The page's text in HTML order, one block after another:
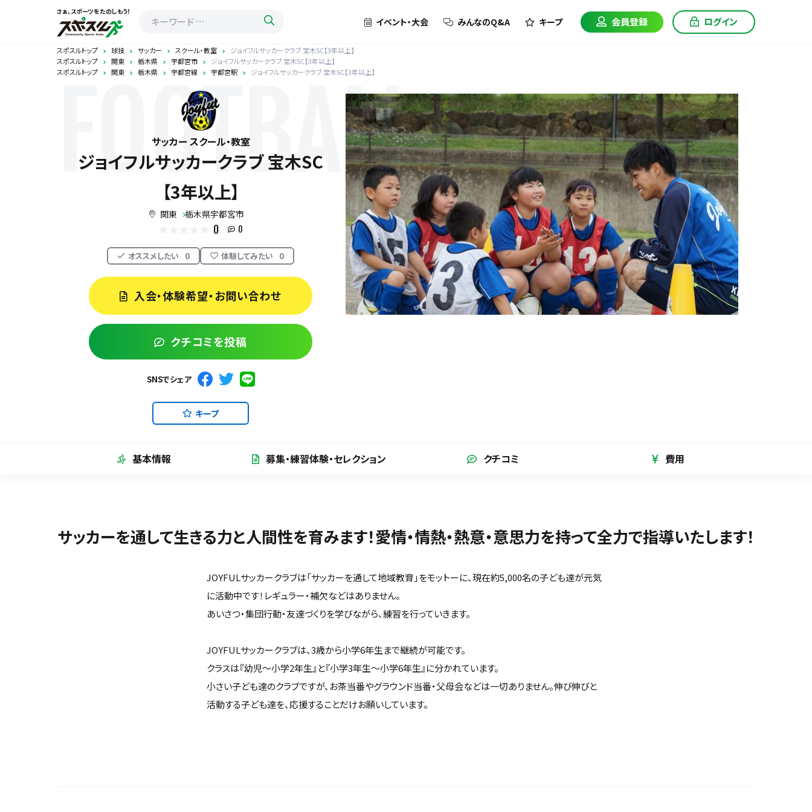
さぁ、スポーツをたのしもう！
イベント・大会 みんなのQ&A キープ 会員登録 ログイン
スポスルトップ 球技 サッカー スクール・教室
ジョイフルサッカークラブ 宝木SC【3年以上】
スポスルトップ
関東 栃木県 宇都宮市
ジョイフルサッカークラブ 宝木SC【3年以上】
スポスルトップ
関東 栃木県 宇都宮線 宇都宮駅 ジョイフルサッカークラブ 宝木SC【3年以上】
FOOTBALL
サッカー スクール・教室
ジョイフルサッカークラブ 宝木SC
【3年以上】
関東 栃木県宇都宮市
0 0
オススメしたい 0 体験してみたい 0
入会・体験希望・お問い合わせ
クチコミを投稿
SNSでシェア
キープ
基本情報 募集・練習体験・セレクション クチコミ 費用
サッカーを通して生きる力と人間性を育みます！愛情・情熱・熱意・意思力を持って全力で指導いたします！
JOYFULサッカークラブは「サッカーを通して地域教育」をモットーに、現在約5,000名の子ども達が元気
に活動中です！レギュラー・補欠などはありません。
あいさつ・集団行動・友達づくりを学びながら、練習を行っていきます。
JOYFULサッカークラブは、3歳から小学6年生まで継続が可能です。
クラスは『幼児～小学2年生』と『小学3年生～小学6年生』に分かれています。
小さい子ども達のクラブですが、お茶当番やグラウンド当番・父母会などは一切ありません。伸び伸びと
活動する子ども達を、応援することだけお願いしています。